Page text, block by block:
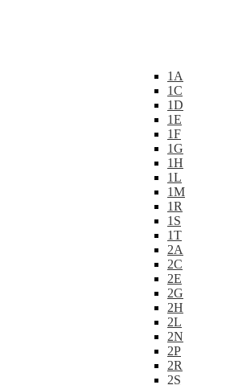
1A
1C
1D
1E
1F
1G
1H
1L
1M
1R
1S
1T
2A
2C
2E
2G
2H
2L
2N
2P
2R
2S